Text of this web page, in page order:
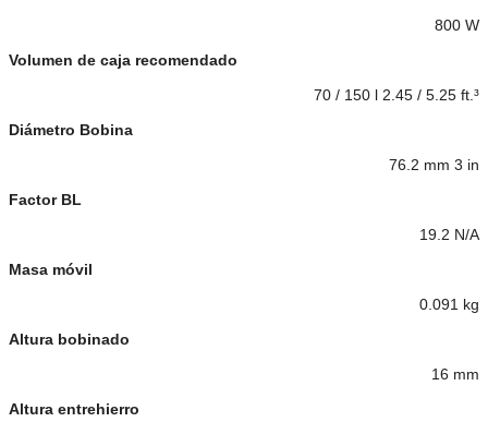
800 W
Volumen de caja recomendado
70 / 150 l 2.45 / 5.25 ft.³
Diámetro Bobina
76.2 mm 3 in
Factor BL
19.2 N/A
Masa móvil
0.091 kg
Altura bobinado
16 mm
Altura entrehierro